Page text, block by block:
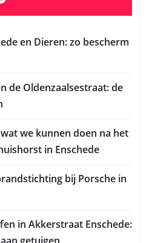
en Dieren: zo bescherm
de Oldenzaalsestraat: de
we kunnen doen na het
in Enschede
bij Porsche in
in Akkerstraat Enschede: